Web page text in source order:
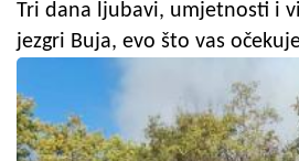
Tri dana ljubavi, umjetnosti i
jezgri Buja, evo što vas